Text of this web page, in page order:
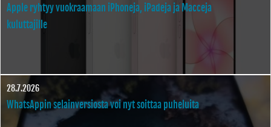
Apple ryhtyy vuokraamaan iPhoneja, iPadeja ja Macceja
kuluttajille
28.7.2026
WhatsAppin selainversiosta voi nyt soittaa puheluita